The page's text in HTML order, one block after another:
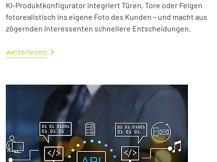
KI-Produktkonfigurator integriert Türen, Tore oder Felgen
fotorealistisch ins eigene Foto des Kunden – und macht aus
zögernden Interessenten schnellere Entscheidungen.
weiterlesen